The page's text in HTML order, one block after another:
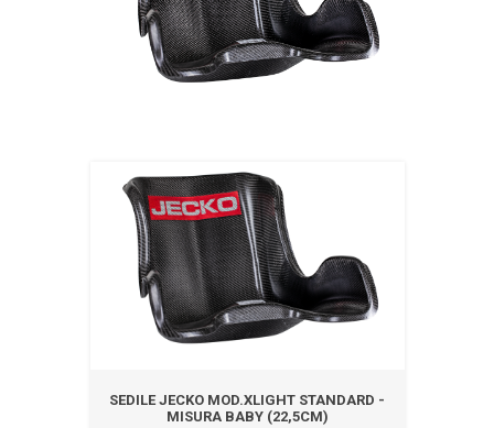
SEDILE JECKO MOD.XLIGHT STANDARD -
MISURA BABY (22,5CM)